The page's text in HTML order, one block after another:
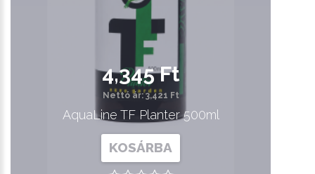
4,345 Ft
Nettó ár: 3,421 Ft
AquaLine TF Planter 500ml
KOSÁRBA